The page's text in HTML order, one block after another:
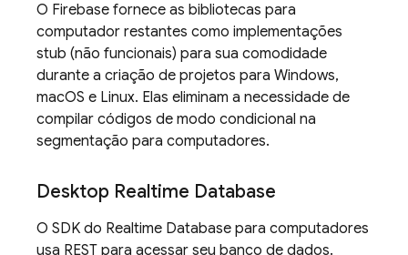
O Firebase fornece as bibliotecas para
computador restantes como implementações
stub (não funcionais) para sua comodidade
durante a criação de projetos para Windows,
macOS e Linux. Elas eliminam a necessidade de
compilar códigos de modo condicional na
segmentação para computadores.
Desktop Realtime Database
O SDK do Realtime Database para computadores
usa REST para acessar seu banco de dados.